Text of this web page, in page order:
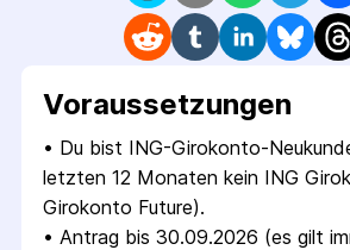
Voraus­setzungen
• Du bist ING-Girokonto-
letzten 12 Monaten kein ING
Girokonto Future).
• Antrag bis 30.09.2026 (es gilt